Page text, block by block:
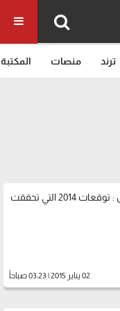
ترند منصات المكتبة
القاهرة والناس : توقعات 2014 التي تحققت
02 يناير 2015 | 03:23 صباحاً